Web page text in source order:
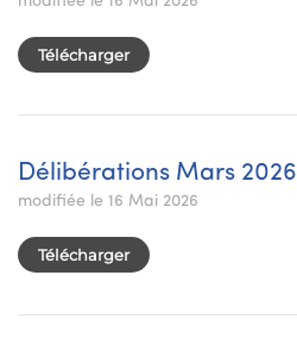
Télécharger
Délibérations Mars 2026
modifiée le 16 Mai 2026
Télécharger